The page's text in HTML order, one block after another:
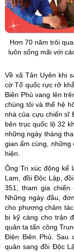
Hơn 70 năm trôi
luôn sống mãi với
Về xã Tân Uyên khi
cờ Tổ quốc rực rỡ
Biên Phủ vang lên
chúng tôi và thế hệ
nhà của cựu chiến sĩ
bên trục quốc lộ 32
những ngày tháng
gian ấm cúng, những
hiện.
Ông Tri xúc động kể
Lam, đồi Độc Lập,
351, tham gia
Những ngày đầu,
cho phương châm
bị kỹ càng cho trận
quân ta tấn công
Điện Biên Phủ. Sau
quân sang đồi Độc